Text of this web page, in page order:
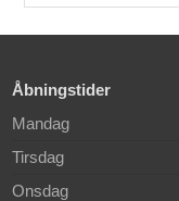
Åbningstider
Mandag
Tirsdag
Onsdag